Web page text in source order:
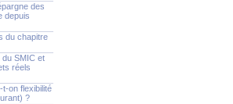
des
depuis
du chapitre
du SMIC et
réels
t-on flexibilité
?